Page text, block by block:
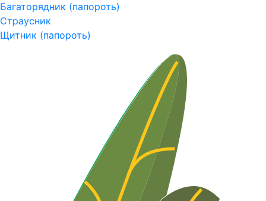
Багаторядник (папороть)
Страусник
Щитник (папороть)